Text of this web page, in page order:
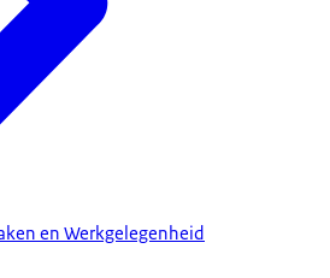
en Werkgelegenheid